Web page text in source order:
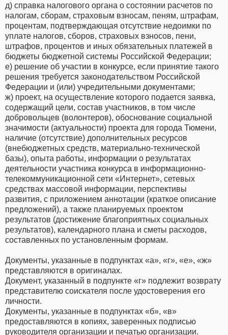
д) справка налогового органа о состоянии расчетов по
налогам, сборам, страховым взносам, пеням, штрафам,
процентам, подтверждающая отсутствие недоимки по
уплате налогов, сборов, страховых взносов, пени,
штрафов, процентов и иных обязательных платежей в
бюджеты бюджетной системы Российской Федерации;
е) решение об участии в конкурсе, если принятие такого
решения требуется законодательством Российской
Федерации и (или) учредительными документами;
ж) проект, на осуществление которого подается заявка,
содержащий цели, состав участников, в том числе
добровольцев (волонтеров), обоснование социальной
значимости (актуальности) проекта для города Тюмени,
наличие (отсутствие) дополнительных ресурсов
(внебюджетных средств, материально-технической
базы), опыта работы, информации о результатах
деятельности участника конкурса в информационно-
телекоммуникационной сети «Интернет», сетевых
средствах массовой информации, перспективы
развития, с приложением аннотации (краткое описание
предложений), а также планируемых проектом
результатов (достижение благоприятных социальных
результатов), календарного плана и сметы расходов,
составленных по установленным формам.
Документы, указанные в подпунктах «а», «г», «е», «ж»
представляются в оригиналах.
Документ, указанный в подпункте «г» подлежит возврату
представителю соискателя после удостоверения его
личности.
Документы, указанные в подпунктах «б», «в»
предоставляются в копиях, заверенных подписью
руководителя организации и печатью организации.